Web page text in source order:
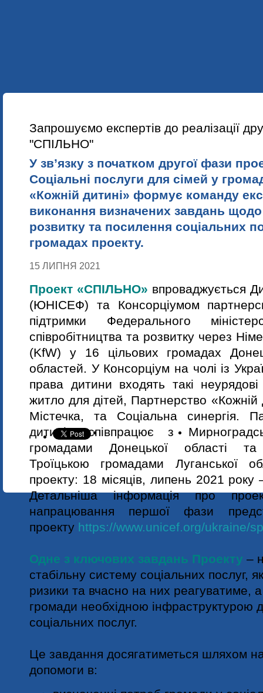
Запрошуємо експертів до реалізації
"СПІЛЬНО"
У зв’язку з початком другої фази
Соціальні послуги для сімей у
«Кожній дитині» формує команду
виконання визначених завдань щодо
розвитку та посилення соціальних
громадах проекту.
15 ЛИПНЯ 2021
Проект «СПІЛЬНО» впроваджується
(ЮНІСЕФ) та Консорціумом
підтримки Федерального
співробітництва та розвитку через
(KfW) у 16 цільових громадах
областей. У Консорціум на чолі із
права дитини входять такі неурядові
житло для дітей, Партнерство
Містечка, та Соціальна синергія.
дитині» співпрацює з
громадами Донецької області та
Троїцькою громадами Луганської
проекту: 18 місяців, липень 2021 року
Детальніша інформація про
напрацювання першої фази
проекту https://www.unicef.org/ukraine/
Одне з ключових завдань Проекту –
стабільну систему соціальних послуг,
ризики та вчасно на них реагуватиме,
громади необхідною інфраструктурою
соціальних послуг.
Це завдання досягатиметься шляхом
допомоги в: